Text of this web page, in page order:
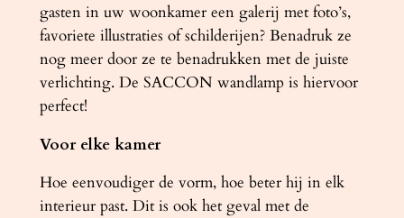
gasten in uw woonkamer een galerij met foto’s,
favoriete illustraties of schilderijen? Benadruk ze
nog meer door ze te benadrukken met de juiste
verlichting. De SACCON wandlamp is hiervoor
perfect!
Voor elke kamer
Hoe eenvoudiger de vorm, hoe beter hij in elk
interieur past. Dit is ook het geval met de